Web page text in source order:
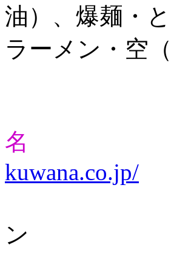
油）、爆麺・
ラーメン・空
名
kuwana.co.jp/
（味噌、
ン